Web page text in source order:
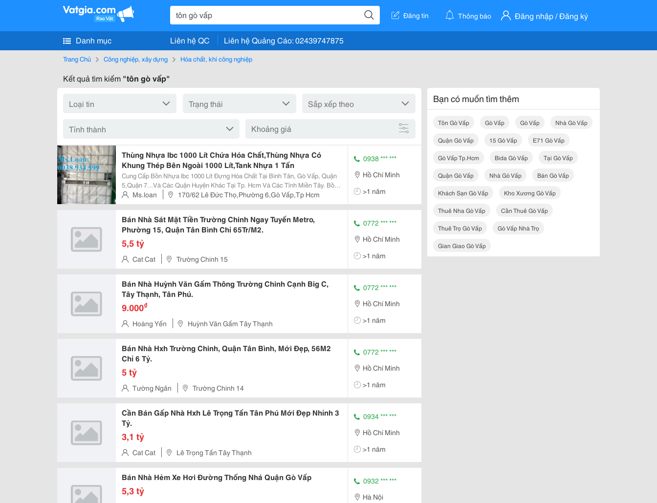
Đăng tin Thông báo Đăng nhập / Đăng ký
Danh mục Liên hệ QC Liên hệ Quảng Cáo: 02439747875
Trang Chủ Công nghiệp, xây dựng Hóa chất, khí công nghiệp
Kết quả tìm kiếm "tôn gò vấp"
Khoảng giá
Thùng Nhựa Ibc 1000 Lít Chứa Hóa Chất,Thùng Nhựa Có
Khung Thép Bên Ngoài 1000 Lít,Tank Nhựa 1 Tấn
Cung Cấp Bồn Nhựa Ibc 1000 Lít Đựng Hóa Chất Tại Bình Tân, Gò Vấp, Quận
5,Quận 7...Và Các Quận Huyện Khác Tại Tp. Hcm Và Các Tỉnh Miền Tây. Bồn
Nhựa 1000 Lít Có Thể Đựng Được Rất Nhiều Các Loại Hóa Chất Công Nghiệp
Khác Nhau Như: Hóa Chất Ngành May,N
Ms.loan 170/62 Lê Đức Thọ,Phường 6,Gò Vấp,Tp Hcm
0938 *** ***
Hồ Chí Minh
>1 năm
Bán Nhà Sát Mặt Tiền Trường Chinh Ngay Tuyến Metro,
Phường 15, Quận Tân Bình Chỉ 65Tr/M2.
5,5 tỷ
Cat Cat Trường Chinh 15
0772 *** ***
Hồ Chí Minh
>1 năm
Bán Nhà Huỳnh Văn Gấm Thông Trường Chinh Cạnh Big C,
Tây Thạnh, Tân Phú.
9.000₫
Hoàng Yến Huỳnh Văn Gấm Tây Thạnh
0772 *** ***
Hồ Chí Minh
>1 năm
Bán Nhà Hxh Trường Chinh, Quận Tân Bình, Mới Đẹp, 56M2
Chỉ 6 Tỷ.
5 tỷ
Tường Ngân Trường Chinh 14
0772 *** ***
Hồ Chí Minh
>1 năm
Cần Bán Gấp Nhà Hxh Lê Trọng Tấn Tân Phú Mới Đẹp Nhỉnh 3
Tỷ.
3,1 tỷ
Cat Cat Lê Trọng Tấn Tây Thạnh
0934 *** ***
Hồ Chí Minh
>1 năm
Bán Nhà Hẻm Xe Hơi Đường Thống Nhá Quận Gò Vấp
5,3 tỷ
0932 *** ***
Hà Nội
Bạn có muốn tìm thêm
Tôn Gò Vấp Gò Vấp Gò Vấp Nhà Gò Vấp
Quận Gò Vấp 15 Gò Vấp E71 Gò Vấp
Gò Vấp Tp.hcm Bida Gò Vấp Tại Gò Vấp
Quận Gò Vấp Nhà Gò Vấp Bán Gò Vấp
Khách Sạn Gò Vấp Kho Xương Gò Vấp
Thuê Nha Gò Vấp Cần Thuê Gò Vấp
Thuê Trọ Gò Vấp Gò Vấp Nhà Trọ
Gian Giao Gò Vấp